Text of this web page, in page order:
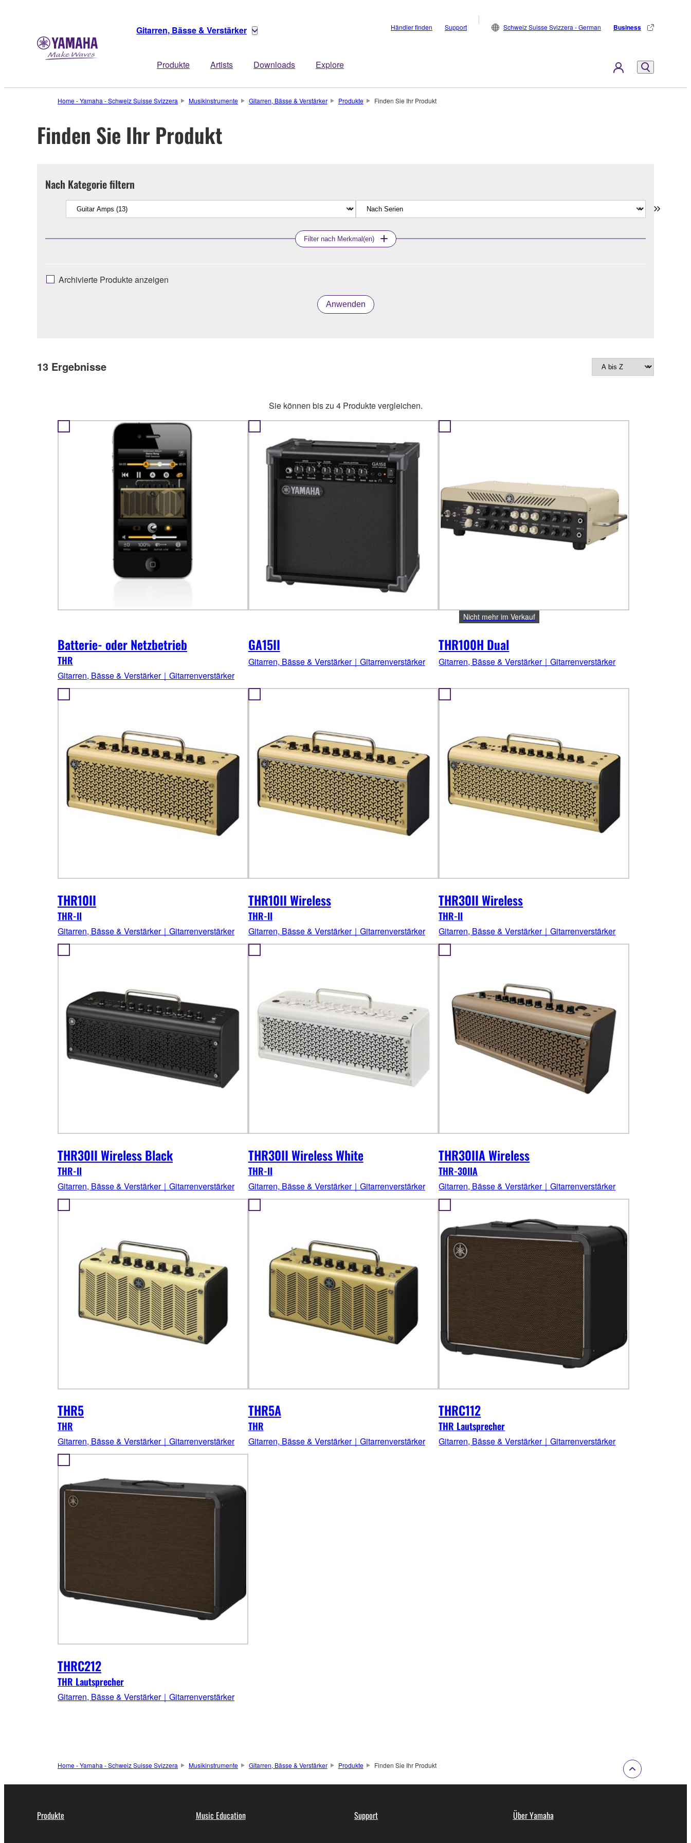
Gitarren, Bässe & Verstärker
Produkte Artists Downloads Explore
Händler finden Support Schweiz Suisse Svizzera - German Business
Home - Yamaha - Schweiz Suisse Svizzera Musikinstrumente Gitarren, Bässe & Verstärker Produkte Finden Sie Ihr Produkt
Finden Sie Ihr Produkt
Nach Kategorie filtern
Filter nach Merkmal(en)
Archivierte Produkte anzeigen
Anwenden
13 Ergebnisse
Sie können bis zu 4 Produkte vergleichen.
Batterie- oder Netzbetrieb
THR
Gitarren, Bässe & Verstärker｜Gitarrenverstärker
GA15II
Gitarren, Bässe & Verstärker｜Gitarrenverstärker
THR100H Dual
Nicht mehr im Verkauf
Gitarren, Bässe & Verstärker｜Gitarrenverstärker
THR10II
THR-II
Gitarren, Bässe & Verstärker｜Gitarrenverstärker
THR10II Wireless
THR-II
Gitarren, Bässe & Verstärker｜Gitarrenverstärker
THR30II Wireless
THR-II
Gitarren, Bässe & Verstärker｜Gitarrenverstärker
THR30II Wireless Black
THR-II
Gitarren, Bässe & Verstärker｜Gitarrenverstärker
THR30II Wireless White
THR-II
Gitarren, Bässe & Verstärker｜Gitarrenverstärker
THR30IIA Wireless
THR-30IIA
Gitarren, Bässe & Verstärker｜Gitarrenverstärker
THR5
THR
Gitarren, Bässe & Verstärker｜Gitarrenverstärker
THR5A
THR
Gitarren, Bässe & Verstärker｜Gitarrenverstärker
THRC112
THR Lautsprecher
Gitarren, Bässe & Verstärker｜Gitarrenverstärker
THRC212
THR Lautsprecher
Gitarren, Bässe & Verstärker｜Gitarrenverstärker
Home - Yamaha - Schweiz Suisse Svizzera Musikinstrumente Gitarren, Bässe & Verstärker Produkte Finden Sie Ihr Produkt
Produkte Music Education Support Über Yamaha